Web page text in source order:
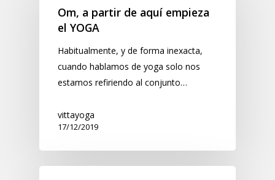
Om, a partir de aquí empieza
el YOGA
Habitualmente, y de forma inexacta,
cuando hablamos de yoga solo nos
estamos refiriendo al conjunto…
vittayoga
17/12/2019